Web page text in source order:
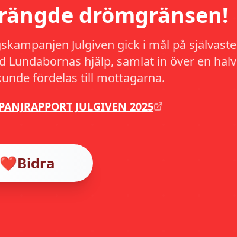
drömgränsen!
Julgiven gick i mål på självaste
Lundabornas hjälp, samlat in över en halv
fördelas till mottagarna.
JULGIVEN 2025
❤️Bidra